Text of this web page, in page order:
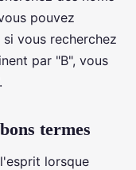
pouvez
vous recherchez
par "B", vous
termes
lorsque